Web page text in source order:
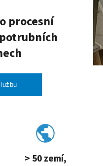
procesní
> 50 zemí,